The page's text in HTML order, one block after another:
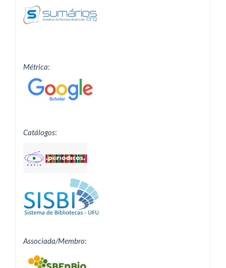
Métrica:
Catálogos:
Associada/Membro: